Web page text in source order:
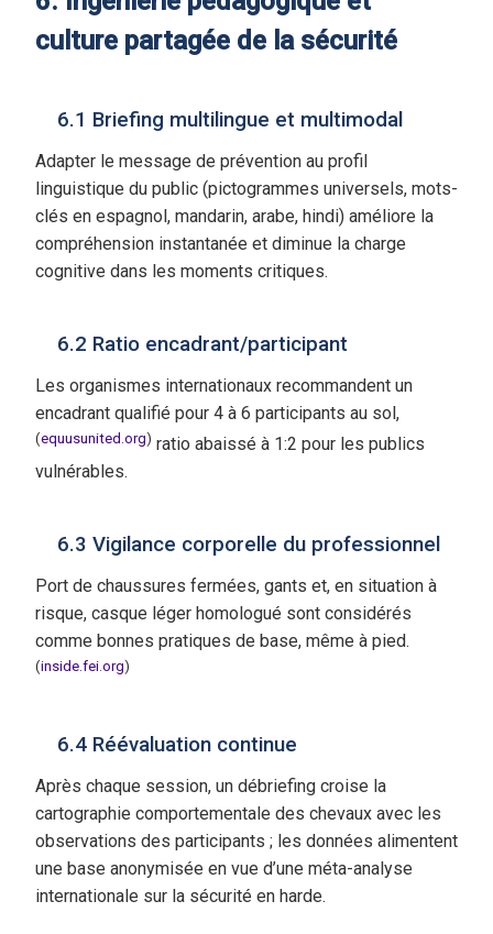
culture partagée de la sécurité
6.1 Briefing multilingue et multimodal
Adapter le message de prévention au profil
linguistique du public (pictogrammes universels, mots-
clés en espagnol, mandarin, arabe, hindi) améliore la
compréhension instantanée et diminue la charge
cognitive dans les moments critiques.
6.2 Ratio encadrant/participant
Les organismes internationaux recommandent un
encadrant qualifié pour 4 à 6 participants au sol,
(equusunited.org) ratio abaissé à 1:2 pour les publics
vulnérables.
6.3 Vigilance corporelle du professionnel
Port de chaussures fermées, gants et, en situation à
risque, casque léger homologué sont considérés
comme bonnes pratiques de base, même à pied.
(inside.fei.org)
6.4 Réévaluation continue
Après chaque session, un débriefing croise la
cartographie comportementale des chevaux avec les
observations des participants ; les données alimentent
une base anonymisée en vue d’une méta-analyse
internationale sur la sécurité en harde.